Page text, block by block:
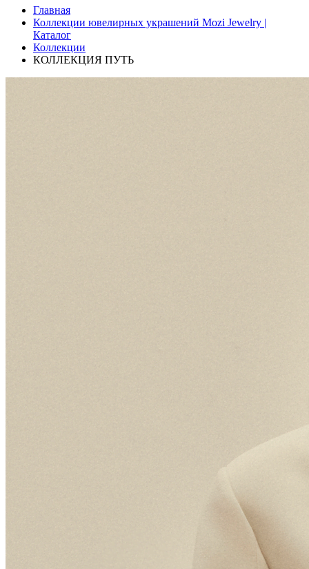
Главная
Коллекции ювелирных украшений Mozi Jewelry |
Каталог
Коллекции
КОЛЛЕКЦИЯ ПУТЬ